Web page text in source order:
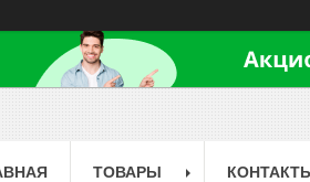
ТОВАРЫ